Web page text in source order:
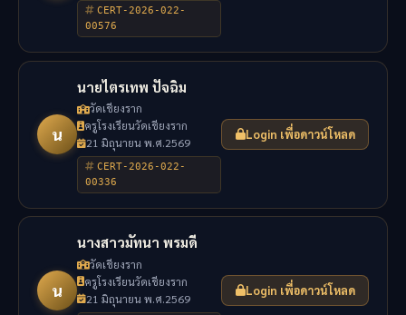
CERT-2026-022-
00576
น
นายไตรเทพ ปัจฉิม
วัดเชียงราก
ครูโรงเรียนวัดเชียงราก
21 มิถุนายน พ.ศ.2569
CERT-2026-022-
00336
Login เพื่อดาวน์โหลด
น
นางสาวมัทนา พรมดี
วัดเชียงราก
ครูโรงเรียนวัดเชียงราก
21 มิถุนายน พ.ศ.2569
Login เพื่อดาวน์โหลด